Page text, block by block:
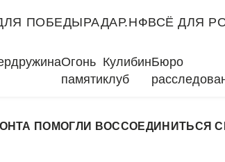
ПОБЕДЫРАДАР.НФВСЁ ДЛЯ
Огонь
памяти
Кулибин
клуб
Бюро
ПОМОГЛИ ВОССОЕДИНИТЬСЯ